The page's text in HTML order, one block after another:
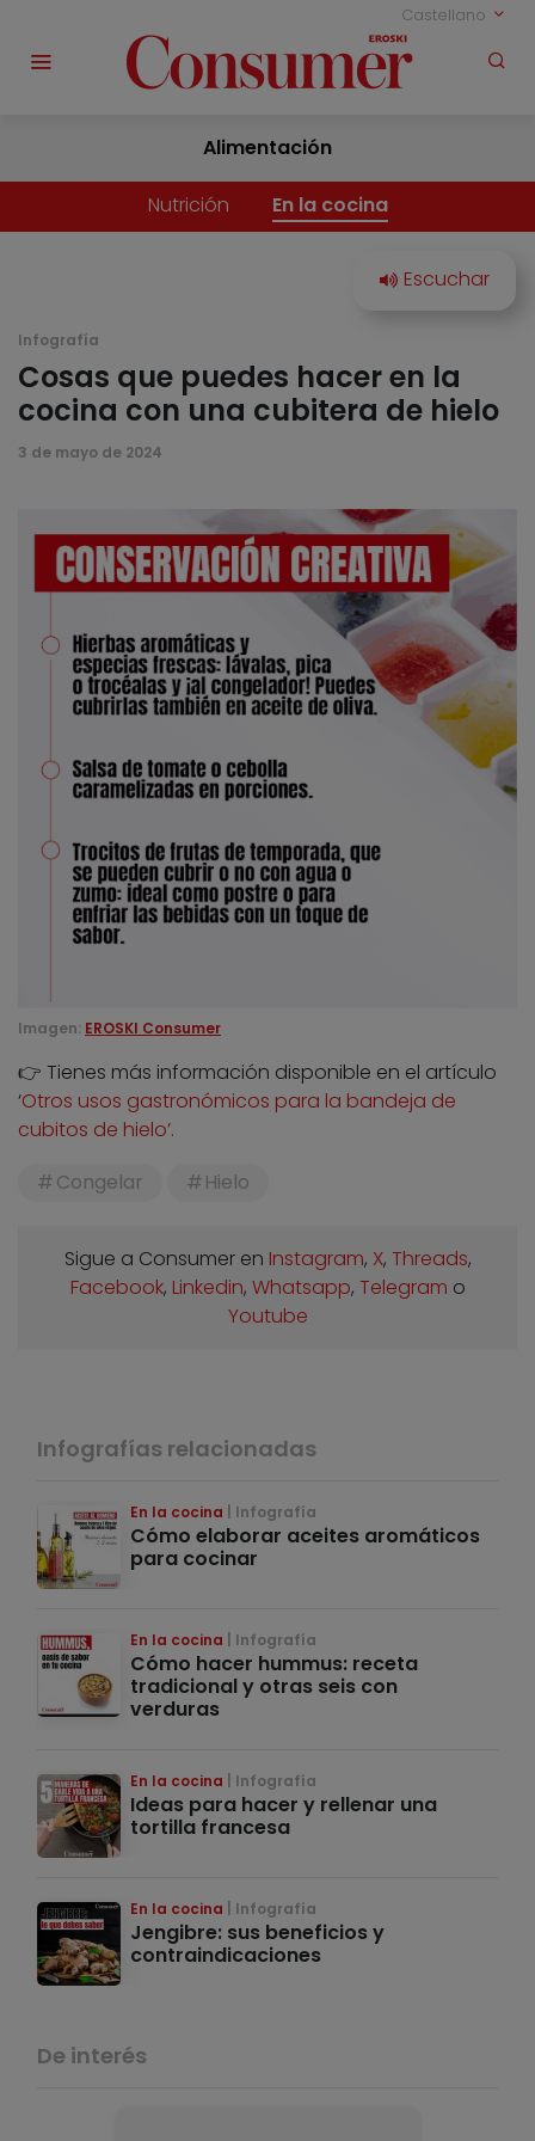
Castellano
Alimentación
Nutrición En la cocina
Infografía
Cosas que puedes hacer en la
cocina con una cubitera de hielo
3 de mayo de 2024
Imagen: EROSKI Consumer
👉 Tienes más información disponible en el artículo
‘Otros usos gastronómicos para la bandeja de
cubitos de hielo’.
Congelar
Hielo
Sigue a Consumer en Instagram, X, Threads,
Facebook, Linkedin, Whatsapp, Telegram o
Youtube
Infografías relacionadas
En la cocina Infografía
Cómo elaborar aceites aromáticos
para cocinar
En la cocina Infografía
Cómo hacer hummus: receta
tradicional y otras seis con
verduras
En la cocina Infografía
Ideas para hacer y rellenar una
tortilla francesa
En la cocina Infografía
Jengibre: sus beneficios y
contraindicaciones
De interés